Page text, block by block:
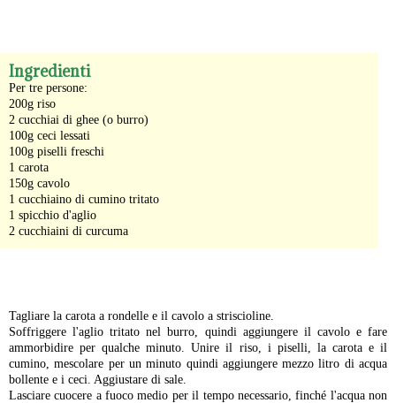
Ingredienti
Per tre persone:
200g riso
2 cucchiai di ghee (o burro)
100g ceci lessati
100g piselli freschi
1 carota
150g cavolo
1 cucchiaino di cumino tritato
1 spicchio d'aglio
2 cucchiaini di curcuma
Tagliare la carota a rondelle e il cavolo a striscioline.
Soffriggere l'aglio tritato nel burro, quindi aggiungere il cavolo e fare
ammorbidire per qualche minuto. Unire il riso, i piselli, la carota e il
cumino, mescolare per un minuto quindi aggiungere mezzo litro di acqua
bollente e i ceci. Aggiustare di sale.
Lasciare cuocere a fuoco medio per il tempo necessario, finché l'acqua non